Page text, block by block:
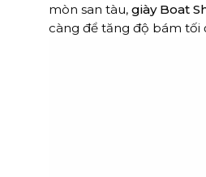
mòn san tàu, giày Boat
càng để tăng độ bám tối